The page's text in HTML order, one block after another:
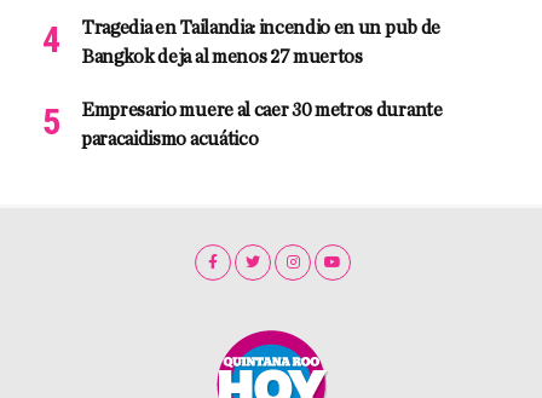
Tragedia en Tailandia: incendio en un pub de
Bangkok deja al menos 27 muertos
Empresario muere al caer 30 metros durante
paracaidismo acuático